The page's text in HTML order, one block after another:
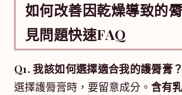
如何改善因乾燥導致的
見問題快速FAQ
Q1. 我該如何選擇適合我的護脣膏？
選擇護脣膏時，要留意成分。 含有